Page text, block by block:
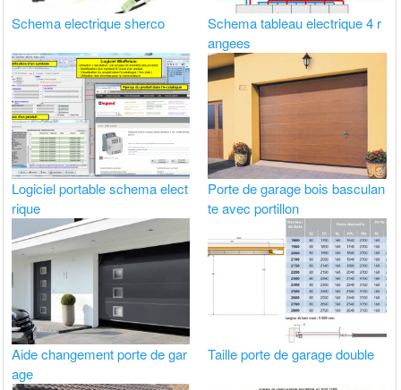
Schema electrique sherco
Schema tableau electrique 4 r
angees
Logiciel portable schema elect
rique
Porte de garage bois basculan
te avec portillon
Aide changement porte de gar
age
Taille porte de garage double